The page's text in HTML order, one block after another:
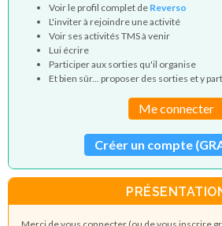
Voir le profil complet de Reverso
L'inviter à rejoindre une activité
Voir ses activités TMS à venir
Lui écrire
Participer aux sorties qu'il organise
Et bien sûr... proposer des sorties et y
Me connecter
Créer un compte